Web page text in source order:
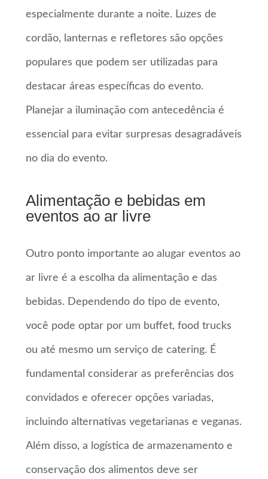
especialmente durante a noite. Luzes de
cordão, lanternas e refletores são opções
populares que podem ser utilizadas para
destacar áreas específicas do evento.
Planejar a iluminação com antecedência é
essencial para evitar surpresas desagradáveis
no dia do evento.
Alimentação e bebidas em
eventos ao ar livre
Outro ponto importante ao alugar eventos ao
ar livre é a escolha da alimentação e das
bebidas. Dependendo do tipo de evento,
você pode optar por um buffet, food trucks
ou até mesmo um serviço de catering. É
fundamental considerar as preferências dos
convidados e oferecer opções variadas,
incluindo alternativas vegetarianas e veganas.
Além disso, a logística de armazenamento e
conservação dos alimentos deve ser